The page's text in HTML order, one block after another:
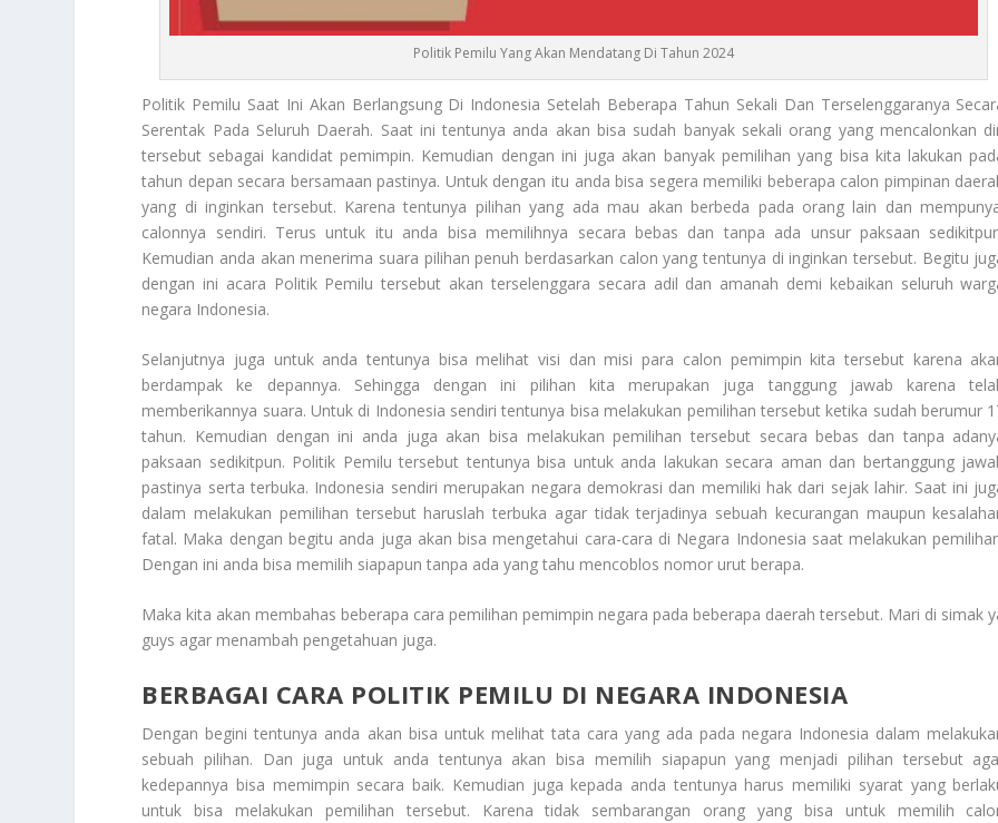
Politik Pemilu Yang Akan Mendatang Di Tahun 2024
Politik Pemilu Saat Ini Akan Berlangsung Di Indonesia Setelah Beberapa Tahun Sekali Dan Terselenggaranya
Serentak Pada Seluruh Daerah. Saat ini tentunya anda akan bisa sudah banyak sekali orang yang mencalonkan
tersebut sebagai kandidat pemimpin. Kemudian dengan ini juga akan banyak pemilihan yang bisa kita lakukan
tahun depan secara bersamaan pastinya. Untuk dengan itu anda bisa segera memiliki beberapa calon pimpinan
yang di inginkan tersebut. Karena tentunya pilihan yang ada mau akan berbeda pada orang lain dan
calonnya sendiri. Terus untuk itu anda bisa memilihnya secara bebas dan tanpa ada unsur paksaan
Kemudian anda akan menerima suara pilihan penuh berdasarkan calon yang tentunya di inginkan tersebut. Begitu
dengan ini acara Politik Pemilu tersebut akan terselenggara secara adil dan amanah demi kebaikan seluruh
negara Indonesia.
Selanjutnya juga untuk anda tentunya bisa melihat visi dan misi para calon pemimpin kita tersebut karena
berdampak ke depannya. Sehingga dengan ini pilihan kita merupakan juga tanggung jawab karena
memberikannya suara. Untuk di Indonesia sendiri tentunya bisa melakukan pemilihan tersebut ketika sudah berumur
tahun. Kemudian dengan ini anda juga akan bisa melakukan pemilihan tersebut secara bebas dan tanpa
paksaan sedikitpun. Politik Pemilu tersebut tentunya bisa untuk anda lakukan secara aman dan bertanggung
pastinya serta terbuka. Indonesia sendiri merupakan negara demokrasi dan memiliki hak dari sejak lahir. Saat ini
dalam melakukan pemilihan tersebut haruslah terbuka agar tidak terjadinya sebuah kecurangan maupun
fatal. Maka dengan begitu anda juga akan bisa mengetahui cara-cara di Negara Indonesia saat melakukan
Dengan ini anda bisa memilih siapapun tanpa ada yang tahu mencoblos nomor urut berapa.
Maka kita akan membahas beberapa cara pemilihan pemimpin negara pada beberapa daerah tersebut. Mari di simak
guys agar menambah pengetahuan juga.
BERBAGAI CARA POLITIK PEMILU DI NEGARA INDONESIA
Dengan begini tentunya anda akan bisa untuk melihat tata cara yang ada pada negara Indonesia dalam
sebuah pilihan. Dan juga untuk anda tentunya akan bisa memilih siapapun yang menjadi pilihan tersebut
kedepannya bisa memimpin secara baik. Kemudian juga kepada anda tentunya harus memiliki syarat yang
untuk bisa melakukan pemilihan tersebut. Karena tidak sembarangan orang yang bisa untuk memilih